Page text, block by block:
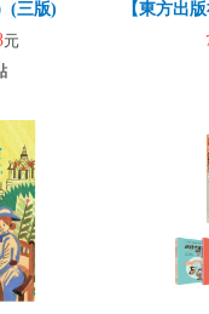
(三版)
元
【東方出